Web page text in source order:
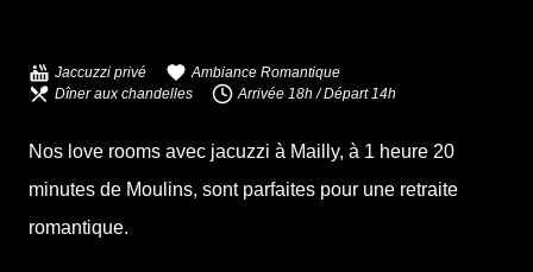
Jaccuzzi privé
Ambiance Romantique
Dîner aux chandelles
Arrivée 18h / Départ 14h
Nos love rooms avec jacuzzi à Mailly, à 1 heure 20
minutes de Moulins, sont parfaites pour une retraite
romantique.